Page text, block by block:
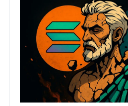
Frank quitte la collection